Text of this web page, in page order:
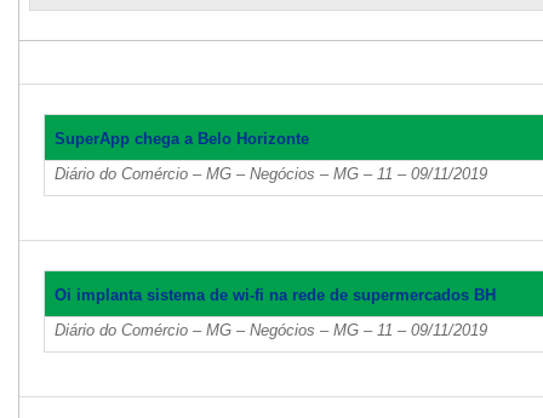
SuperApp chega a Belo Horizonte
Diário do Comércio – MG – Negócios – MG – 11 – 09/11/2019
Oi implanta sistema de wi-fi na rede de supermercados BH
Diário do Comércio – MG – Negócios – MG – 11 – 09/11/2019